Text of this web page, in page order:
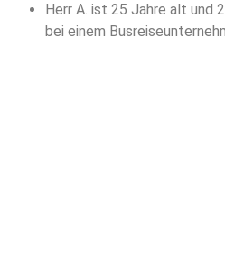
Herr A. ist 25 Jahre alt und
bei einem